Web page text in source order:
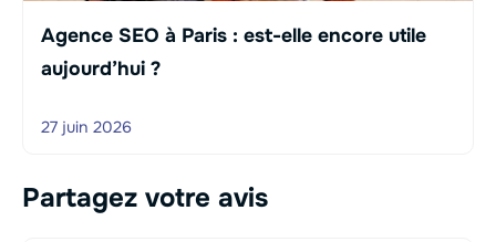
Agence SEO à Paris : est-elle encore utile
aujourd’hui ?
27 juin 2026
Partagez votre avis